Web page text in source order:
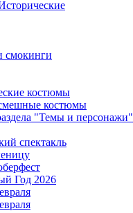
смокинги
костюмы
костюмы
"Темы и персонажи"
спектакль
Год 2026